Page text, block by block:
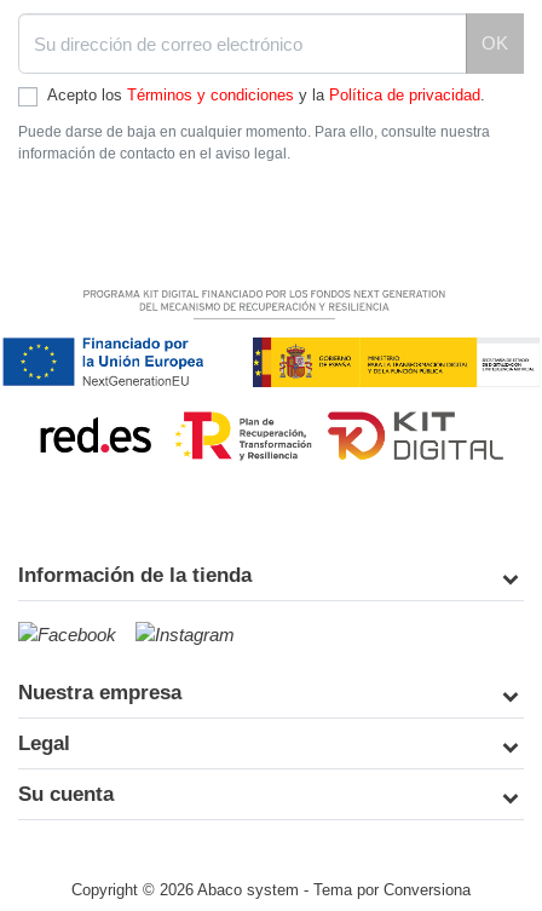
OK
Acepto los Términos y condiciones y la Política de privacidad.
Puede darse de baja en cualquier momento. Para ello, consulte nuestra
información de contacto en el aviso legal.
Información de la tienda
Nuestra empresa
Legal
Su cuenta
Copyright © 2026 Abaco system - Tema por Conversiona